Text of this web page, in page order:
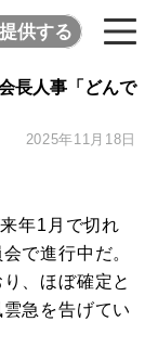
供する
長人事「どんで
2025年11月18日
年1月で切れ
で進行中だ。
、ほぼ確定と
急を告げてい